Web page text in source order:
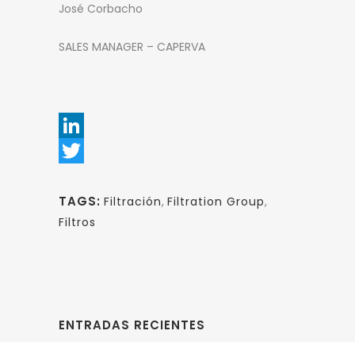
José Corbacho
SALES MANAGER – CAPERVA
LinkedIn
TAGS: Filtración, Filtration Group,
Filtros
ENTRADAS RECIENTES